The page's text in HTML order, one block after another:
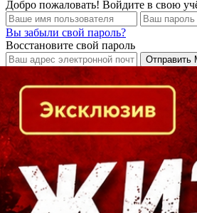
Добро пожаловать! Войдите в свою
Вы забыли свой пароль?
Восстановите свой пароль
Кто есть кто в Байкальском регионе